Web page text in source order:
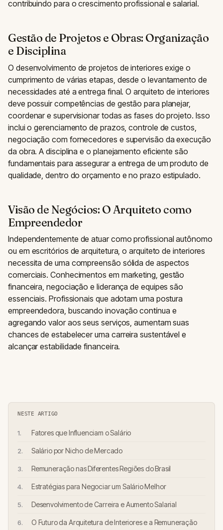
contribuindo para o crescimento profissional e salarial.
Gestão de Projetos e Obras: Organização
e Disciplina
O desenvolvimento de projetos de interiores exige o
cumprimento de várias etapas, desde o levantamento de
necessidades até a entrega final. O arquiteto de interiores
deve possuir competências de gestão para planejar,
coordenar e supervisionar todas as fases do projeto. Isso
inclui o gerenciamento de prazos, controle de custos,
negociação com fornecedores e supervisão da execução
da obra. A disciplina e o planejamento eficiente são
fundamentais para assegurar a entrega de um produto de
qualidade, dentro do orçamento e no prazo estipulado.
Visão de Negócios: O Arquiteto como
Empreendedor
Independentemente de atuar como profissional autônomo
ou em escritórios de arquitetura, o arquiteto de interiores
necessita de uma compreensão sólida de aspectos
comerciais. Conhecimentos em marketing, gestão
financeira, negociação e liderança de equipes são
essenciais. Profissionais que adotam uma postura
empreendedora, buscando inovação contínua e
agregando valor aos seus serviços, aumentam suas
chances de estabelecer uma carreira sustentável e
alcançar estabilidade financeira.
NESTE ARTIGO
Fatores que Influenciam o Salário
Salário por Nicho de Mercado
Remuneração nas Diferentes Regiões do Brasil
Estratégias para Negociar um Salário Melhor
Desenvolvimento de Carreira e Aumento Salarial
O Futuro da Arquitetura de Interiores e a Remuneração